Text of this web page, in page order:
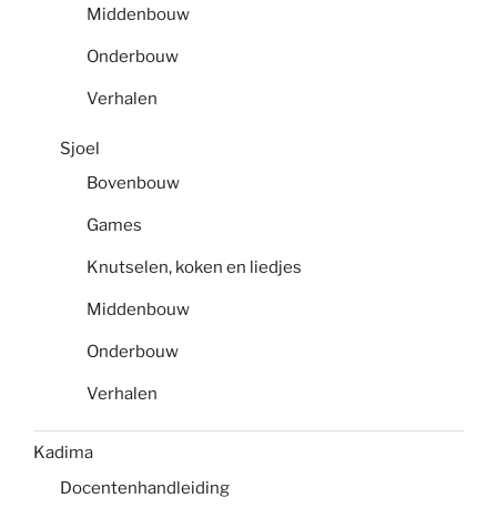
Middenbouw
Onderbouw
Verhalen
Sjoel
Bovenbouw
Games
Knutselen, koken en liedjes
Middenbouw
Onderbouw
Verhalen
Kadima
Docentenhandleiding